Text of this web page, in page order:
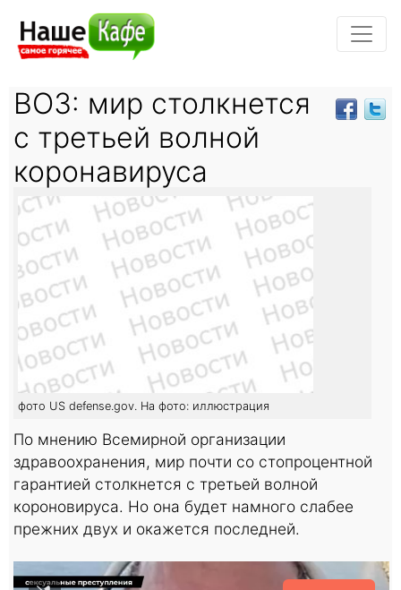
ВОЗ: мир столкнется
с третьей волной
коронавируса
фото US defense.gov. На фото: иллюстрация
По мнению Всемирной организации
здравоохранения, мир почти со стопроцентной
гарантией столкнется с третьей волной
короновируса. Но она будет намного слабее
прежних двух и окажется последней.